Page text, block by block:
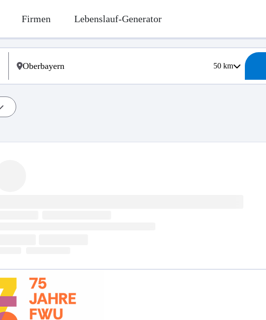
Firmen Lebenslauf-Generator
50km